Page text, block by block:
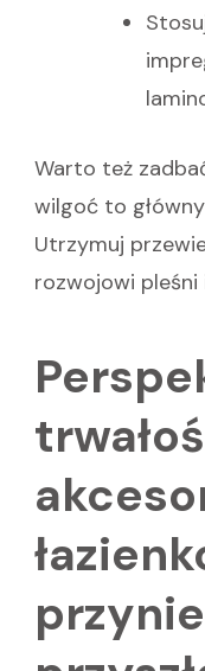
Warto też
wilgoć to
Utrzymuj
rozwojowi pleśni